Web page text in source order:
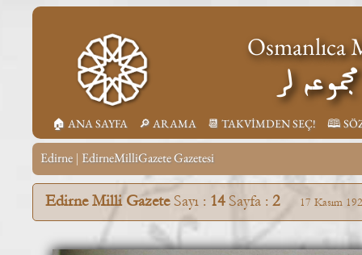
Osmanlıca
لر
🏠︎ ANA SAYFA 🔎︎ ARAMA 📆︎ TAKVİMDEN SEÇ! 🕮
Edirne | EdirneMilliGazete Gazetesi
Edirne Milli GazeteSayı : 14Sayfa : 2 17 Kasım